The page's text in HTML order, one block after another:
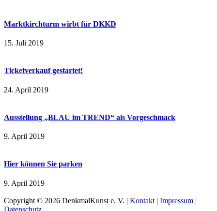
Marktkirchturm wirbt für DKKD
15. Juli 2019
Ticketverkauf gestartet!
24. April 2019
Ausstellung „BLAU im TREND“ als Vorgeschmack
9. April 2019
Hier können Sie parken
9. April 2019
Copyright © 2026 DenkmalKunst e. V. | Kontakt | Impressum |
Datenschutz